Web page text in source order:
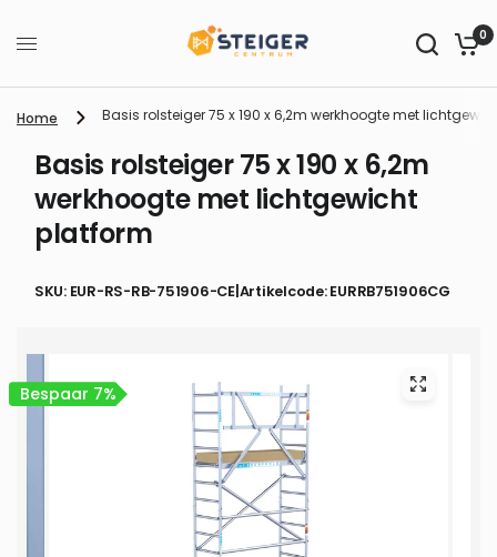
0
Home Basis rolsteiger 75 x 190 x 6,2m werkhoogte met
Basis rolsteiger 75 x 190 x 6,2m
werkhoogte met lichtgewicht
platform
SKU: EUR-RS-RB-751906-CE| Artikelcode: EURRB751906CG
Bespaar 7%